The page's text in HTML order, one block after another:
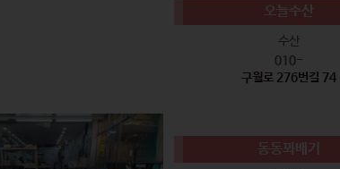
오늘수산
수산
010-
구월로 276번길 74
동동꽈배기